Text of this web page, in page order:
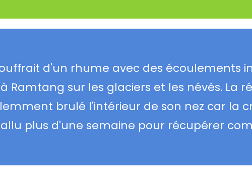
d'un rhume avec des écoulements
Ramtang sur les glaciers et les névés. La
brulé l'intérieur de son nez car la
plus d'une semaine pour récupérer